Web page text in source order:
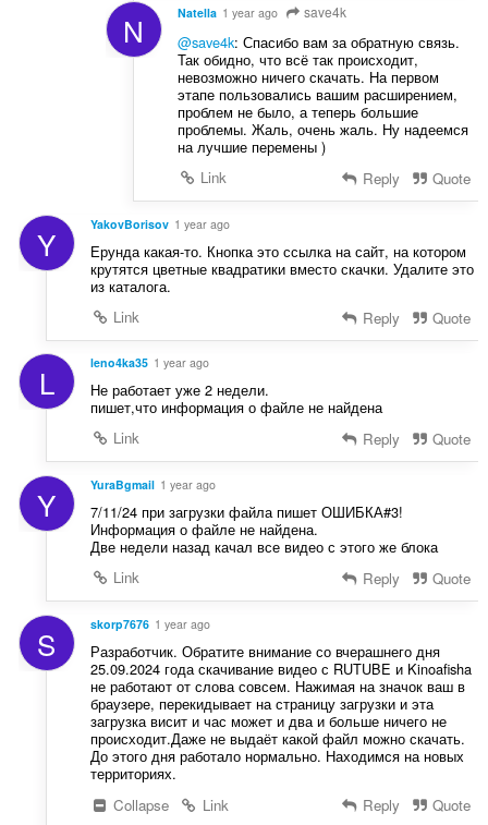
N Natella 1 year ago save4k
@save4k: Спасибо вам за обратную связь.
Так обидно, что всё так происходит,
невозможно ничего скачать. На первом
этапе пользовались вашим расширением,
проблем не было, а теперь большие
проблемы. Жаль, очень жаль. Ну надеемся
на лучшие перемены )
Link
Reply Quote
Y YakovBorisov 1 year ago
Ерунда какая-то. Кнопка это ссылка на сайт, на котором
крутятся цветные квадратики вместо скачки. Удалите это
из каталога.
Link
Reply Quote
L leno4ka35 1 year ago
Не работает уже 2 недели.
пишет,что информация о файле не найдена
Link
Reply Quote
Y YuraBgmail 1 year ago
7/11/24 при загрузки файла пишет ОШИБКА#3!
Информация о файле не найдена.
Две недели назад качал все видео с этого же блока
Link
Reply Quote
S skorp7676 1 year ago
Разработчик. Обратите внимание со вчерашнего дня
25.09.2024 года скачивание видео с RUTUBE и Kinoafisha
не работают от слова совсем. Нажимая на значок ваш в
браузере, перекидывает на страницу загрузки и эта
загрузка висит и час может и два и больше ничего не
происходит.Даже не выдаёт какой файл можно скачать.
До этого дня работало нормально. Находимся на новых
территориях.
Collapse
Link Reply Quote